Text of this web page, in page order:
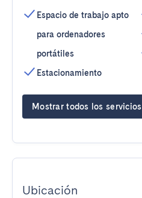
Espacio de trabajo apto
para ordenadores
portátiles
Estacionamiento
Mostrar todos los servicios
Ubicación